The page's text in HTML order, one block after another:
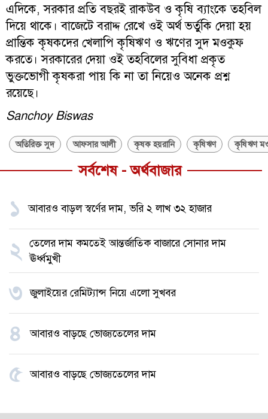
এদিকে, সরকার প্রতি বছরই রাকউব ও কৃষি ব্যাংকে তহবিল
দিয়ে থাকে। বাজেটে বরাদ্দ রেখে ওই অর্থ ভর্তুকি দেয়া হয়
প্রান্তিক কৃষকদের খেলাপি কৃষিঋণ ও ঋণের সুদ মওকুফ
করতে। সরকারের দেয়া ওই তহবিলের সুবিধা প্রকৃত
ভুক্তভোগী কৃষকরা পায় কি না তা নিয়েও অনেক প্রশ্ন
রয়েছে।
Sanchoy Biswas
অতিরিক্ত সুদ আফসার আলী কৃষক হয়রানি কৃষিঋণ কৃষিঋণ
সর্বশেষ - অর্থবাজার
১ আবারও বাড়ল স্বর্ণের দাম, ভরি ২ লাখ ৩২ হাজার
২ তেলের দাম কমতেই আন্তর্জাতিক বাজারে সোনার দাম
ঊর্ধ্বমুখী
৩ জুলাইয়ের রেমিট্যান্স নিয়ে এলো সুখবর
৪ আবারও বাড়ছে ভোজ্যতেলের দাম
৫ আবারও বাড়ছে ভোজ্যতেলের দাম